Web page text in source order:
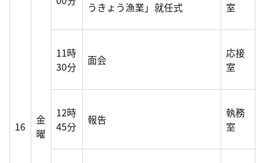
16
金
曜
うきょう漁業」就任式 室
11時
30分
面会
応接
室
12時
45分
報告
執務
室